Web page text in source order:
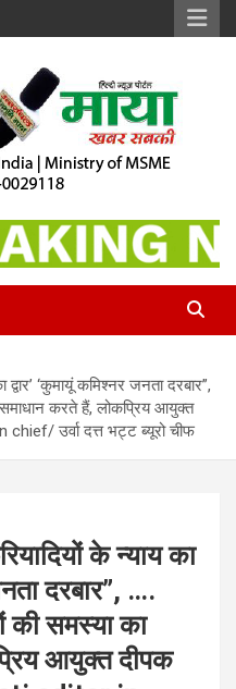
द्वार’ ‘कुमायूं कमिश्नर जनता दरबार”,
समाधान करते हैं, लोकप्रिय आयुक्त
उर्वा दत्त भट्ट ब्यूरो चीफ
के न्याय का
दरबार”, ….
की समस्या का
आयुक्त दीपक